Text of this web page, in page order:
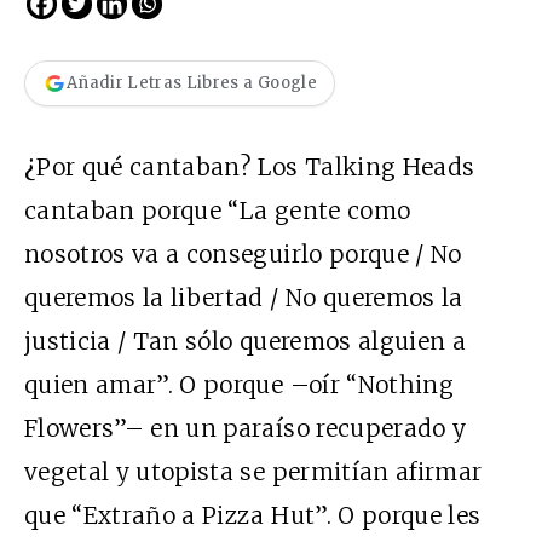
Añadir Letras Libres a Google
¿Por qué cantaban? Los Talking Heads
cantaban porque “La gente como
nosotros va a conseguirlo porque / No
queremos la libertad / No queremos la
justicia / Tan sólo queremos alguien a
quien amar”. O porque –oír “Nothing
Flowers”– en un paraíso recuperado y
vegetal y utopista se permitían afirmar
que “Extraño a Pizza Hut”. O porque les